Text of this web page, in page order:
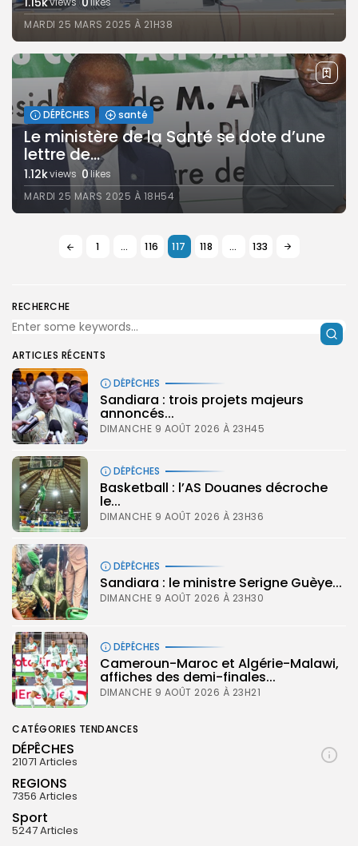
MARDI 25 MARS 2025 À 21H38
DÉPÊCHES santé
Le ministère de la Santé se dote d’une
lettre de...
1.12kviews 0likes
MARDI 25 MARS 2025 À 18H54
1 … 116 117 118 … 133
RECHERCHE
ARTICLES RÉCENTS
DÉPÊCHES
Sandiara : trois projets majeurs
annoncés...
DIMANCHE 9 AOÛT 2026 À 23H45
DÉPÊCHES
‎Basketball : l’AS Douanes décroche
le...
DIMANCHE 9 AOÛT 2026 À 23H36
DÉPÊCHES
Sandiara : le ministre Serigne Guèye...
DIMANCHE 9 AOÛT 2026 À 23H30
DÉPÊCHES
‎Cameroun-Maroc et Algérie-Malawi,
affiches des demi-finales...
DIMANCHE 9 AOÛT 2026 À 23H21
CATÉGORIES TENDANCES
DÉPÊCHES
21071 Articles
REGIONS
7356 Articles
Sport
5247 Articles